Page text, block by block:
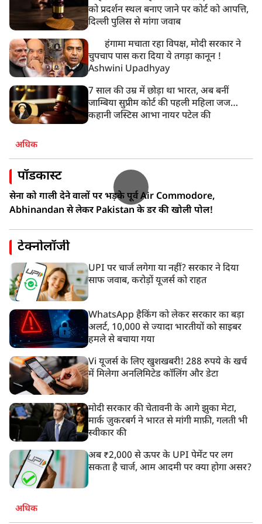
को प्रदर्शन स्थल बनाए जाने पर कोर्ट को आपत्ति,
दिल्ली पुलिस से मांगा जवाब
हंगामा मचाता रहा विपक्ष, मोदी सरकार ने
चुपचाप पास करा दिया ये तगड़ा कानून !
Ashwini Upadhyay
7 साल की उम्र में छोड़ा था भारत, अब बनीं
जाम्बिया सुप्रीम कोर्ट की पहली महिला जज…
कहानी जस्टिस आभा नायर पटेल की
अधिक
पॉडकास्ट
सेना को गाली देने वालों पर भड़के पूर्व Air Commodore,
Abhinandan से लेकर Pakistan के डर की खोली पोल!
टेक्नोलॉजी
UPI पर चार्ज लगेगा या नहीं? सरकार ने दिया
साफ जवाब, करोड़ों यूजर्स को राहत
WhatsApp हैकिंग को लेकर सरकार का बड़ा
अलर्ट, 10,000 से ज्यादा भारतीयों को साइबर
हमले से बचाया गया
Vi यूजर्स के लिए खुशखबरी! 288 रुपये के खर्च
में मिलेगा अनलिमिटेड कॉलिंग और डेटा
मोदी सरकार की चेतावनी के आगे झुका मेटा,
मार्क ज़ुकरबर्ग ने भारत से मांगी माफ़ी, गलती भी
स्वीकार की
अब ₹2,000 से ऊपर के UPI पेमेंट पर लग
सकता है चार्ज, आम आदमी पर क्या होगा असर?
अधिक